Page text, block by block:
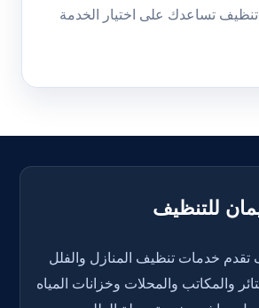
تساعدك على اختيار الخدمة
للتنظيف
تقدم خدمات تنظيف المنازل والفلل
والمكاتب والمحلات وخزانات المياه